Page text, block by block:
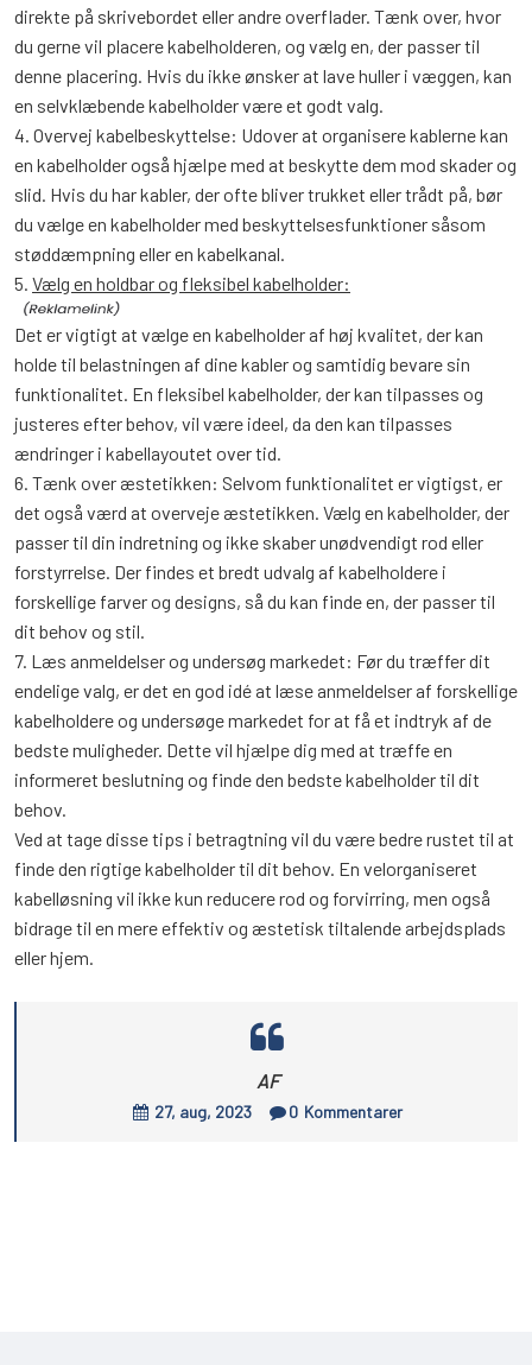
direkte på skrivebordet eller andre overflader. Tænk over, hvor
du gerne vil placere kabelholderen, og vælg en, der passer til
denne placering. Hvis du ikke ønsker at lave huller i væggen, kan
en selvklæbende kabelholder være et godt valg.
4. Overvej kabelbeskyttelse: Udover at organisere kablerne kan
en kabelholder også hjælpe med at beskytte dem mod skader og
slid. Hvis du har kabler, der ofte bliver trukket eller trådt på, bør
du vælge en kabelholder med beskyttelsesfunktioner såsom
støddæmpning eller en kabelkanal.
5. Vælg en holdbar og fleksibel kabelholder:
Det er vigtigt at vælge en kabelholder af høj kvalitet, der kan
holde til belastningen af dine kabler og samtidig bevare sin
funktionalitet. En fleksibel kabelholder, der kan tilpasses og
justeres efter behov, vil være ideel, da den kan tilpasses
ændringer i kabellayoutet over tid.
6. Tænk over æstetikken: Selvom funktionalitet er vigtigst, er
det også værd at overveje æstetikken. Vælg en kabelholder, der
passer til din indretning og ikke skaber unødvendigt rod eller
forstyrrelse. Der findes et bredt udvalg af kabelholdere i
forskellige farver og designs, så du kan finde en, der passer til
dit behov og stil.
7. Læs anmeldelser og undersøg markedet: Før du træffer dit
endelige valg, er det en god idé at læse anmeldelser af forskellige
kabelholdere og undersøge markedet for at få et indtryk af de
bedste muligheder. Dette vil hjælpe dig med at træffe en
informeret beslutning og finde den bedste kabelholder til dit
behov.
Ved at tage disse tips i betragtning vil du være bedre rustet til at
finde den rigtige kabelholder til dit behov. En velorganiseret
kabelløsning vil ikke kun reducere rod og forvirring, men også
bidrage til en mere effektiv og æstetisk tiltalende arbejdsplads
eller hjem.
AF
27, aug, 2023 0 Kommentarer